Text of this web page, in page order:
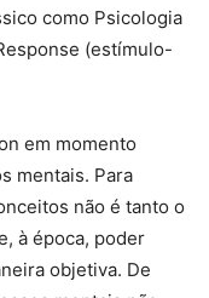
como Psicologia
(estímulo-
em momento
mentais. Para
não é tanto o
à época, poder
objetiva. De